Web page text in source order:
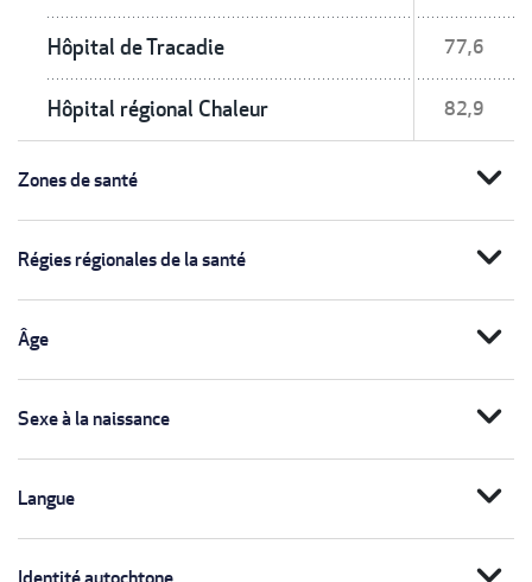
Hôpital de Tracadie 77,6
Hôpital régional Chaleur 82,9
Zones de santé expand_more
Régies régionales de la santé expand_more
Âge expand_more
Sexe à la naissance expand_more
Langue expand_more